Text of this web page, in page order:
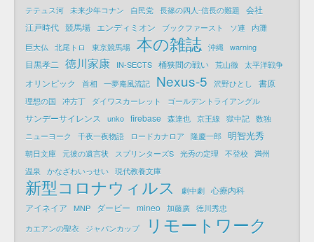
テテュス河 未来少年コナン 自民党 長篠の四人-信長の難題
会社
江戸時代 競馬場 エンディミオン ブックファースト ソ連
内灘
巨大仏
北尾トロ 東京競馬場 本の雑誌 沖縄 warning
目黒孝二 徳川家康 IN-SECTS 桶狭間の戦い 荒山徹 太平洋戦争
オリンピック 首相 一夢庵風流記 Nexus-5 沢野ひとし 書原
理想の国 冲方丁 ダイワスカーレット ゴールデントライアングル
サンデーサイレンス unko firebase 森達也 京王線 獄中記 数独
ニューヨーク
千夜一夜物語 ロードカナロア 隆慶一郎 明智光秀
朝日文庫 元彼の遺言状 スプリンターズS 光秀の定理 不登校 満州
温泉
かなざわいっせい 現代教養文庫
新型コロナウィルス 劇中劇 心療内科
アイネイア
MNP ダービー mineo 加藤廣 徳川秀忠
カエアンの聖衣
ジャパンカップ リモートワーク